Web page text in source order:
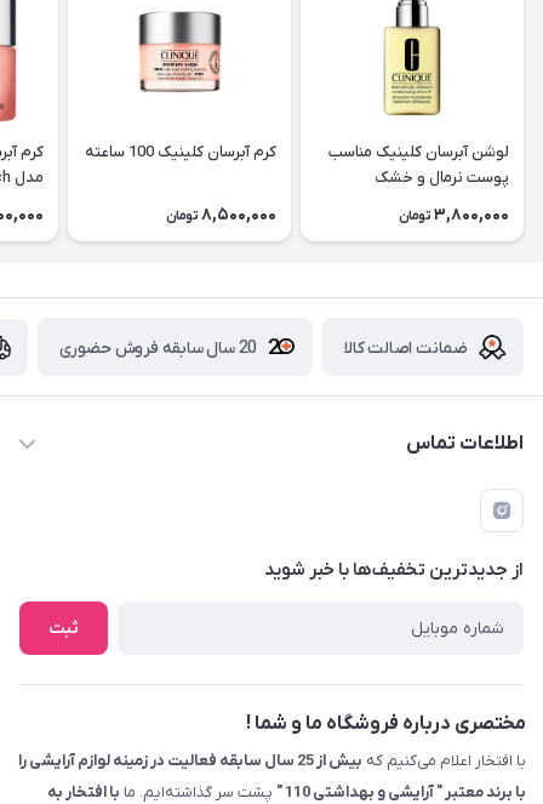
لوشن آبرسان کلینیک مناسب
پوست نرمال و خشک
3,800,000 تومان
کرم آبرسان کلینیک 100 ساعته
8,500,000 تومان
کرم
مدل All About Eyes Rich
ضمانت اصالت کالا 20 سال سابقه فروش حضوری
اطلاعات تماس
09229839700 - 08338354666
info@cosmetics110.com
کرمانشاه ، بلوار نوبهار ، بین کوی ۱۱۰ و ۱۱۲ ، آرایشی و بهداشتی ۱۱۰
از جدید‌ترین تخفیف‌ها با‌ خبر شوید
ثبت
مختصری درباره فروشگاه ما و شما !
با افتخار اعلام می‌کنیم که
بیش از 25 سال سابقه فعالیت در زمینه لوازم آرایشی را
با برند معتبر " آرایشی و بهداشتی 110 "
پشت سر گذاشته‌ایم. ما با افتخار به